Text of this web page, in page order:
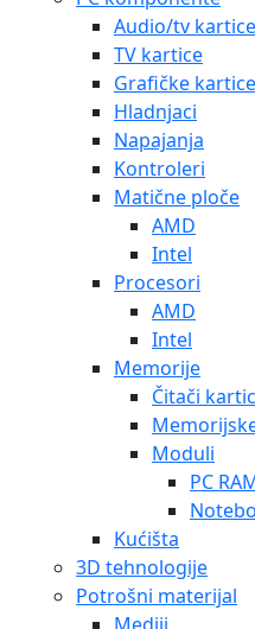
Audio/tv kartice
TV kartice
Grafičke kartice
Hladnjaci
Napajanja
Kontroleri
Matične ploče
AMD
Intel
Procesori
AMD
Intel
Memorije
Čitači
Moduli
PC
Kućišta
3D tehnologije
Potrošni materijal